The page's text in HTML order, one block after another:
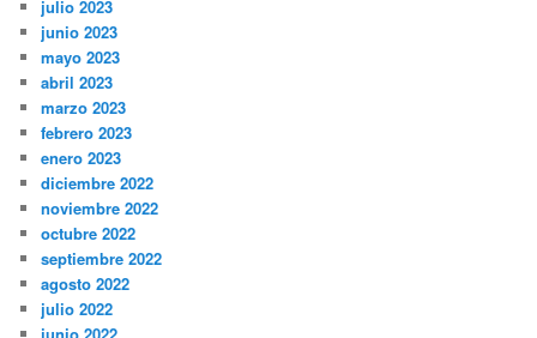
julio 2023
junio 2023
mayo 2023
abril 2023
marzo 2023
febrero 2023
enero 2023
diciembre 2022
noviembre 2022
octubre 2022
septiembre 2022
agosto 2022
julio 2022
junio 2022